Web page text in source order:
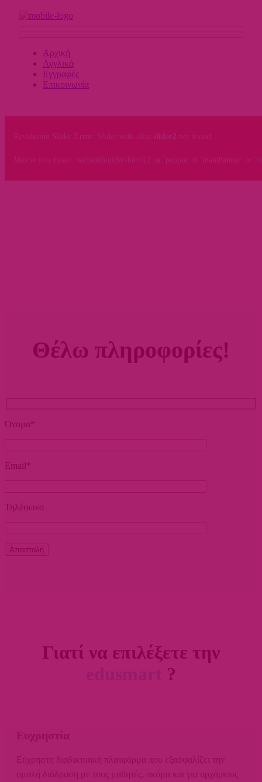
Αρχική
Αγγλικά
Εγγραφές
Επικοινωνία
Revolution Slider Error: Slider with alias slider2 not found.
Maybe you mean: 'websitebuilder-hero12' or 'people' or 'mainbanner' or
Θέλω πληροφορίες!
Όνομα*
Email*
Τηλέφωνο
Αποστολή
Γιατί να επιλέξετε την
?
Εύχρηστη διαδικτυακή πλατφόρμα που εξασφαλίζει την
ομαλή διάδραση με τους μαθητές, ακόμα και για αρχάριους